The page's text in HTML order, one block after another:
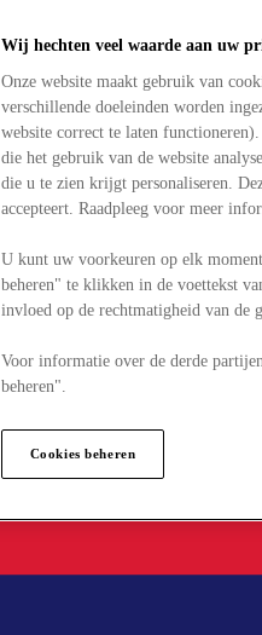
Wij hechten veel waarde aan uw
Onze website maakt gebruik van
verschillende doeleinden worden
website correct te laten
die het gebruik van de website
die u te zien krijgt personaliseren.
accepteert. Raadpleeg voor meer
U kunt uw voorkeuren op elk
beheren" te klikken in de voettekst
invloed op de rechtmatigheid van de
Voor informatie over de derde
beheren".
Cookies beheren